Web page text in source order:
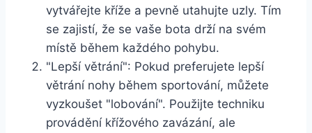
vytvářejte kříže a pevně utahujte⁢ uzly.‌ Tím
se zajistí, že se vaše‌ bota ‌drží⁢ na svém
místě ⁤během každého pohybu.
"Lepší větrání": Pokud preferujete lepší
větrání nohy ⁢během sportování, můžete
vyzkoušet "lobování". ‌Použijte techniku
provádění křížového zavázání, ⁢ale